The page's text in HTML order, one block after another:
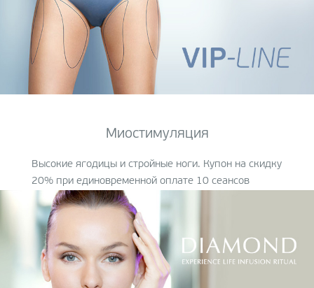
Миостимуляция
Высокие ягодицы и стройные ноги. Купон на скидку
20% при единовременной оплате 10 сеансов